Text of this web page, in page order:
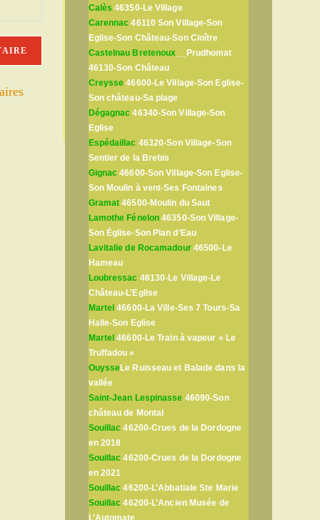
Calès 46350-Le Village
Carennac 46110 Son Village-Son
Eglise-Son Château-Son Cloître
Castelnau Bretenoux __Prudhomat
46130-Son Château
Creysse 46600-Le Village-Son Eglise-
Son château-Sa plage
Dégagnac 46340-Son Village-Son
Eglise
Espédaillac 46320-Son Village-Son
Sentier de la Brebis
Gignac 46600-Son Village-Son Eglise-
Son Moulin à vent-Ses Fontaines
Gramat 46500-Moulin du Saut
Lamothe Fénelon 46350-Son Village-
Son Église-Son Plan d’Eau
Lavitalie de Rocamadour46500-Le
Hameau
Loubressac 46130-Le Village-Le
Château-L’Eglise
Martel 46600-La Ville-Ses 7 Tours-Sa
Halle-Son Eglise
Martel 46600-Le Train à vapeur « Le
Truffadou »
OuysseLe Ruisseau et Balade dans la
vallée
Saint-Jean Lespinasse 46090-Son
château de Montal
Souillac 46200-Crues de la Dordogne
en 2018
Souillac 46200-Crues de la Dordogne
en 2021
Souillac 46200-L’Abbatiale Ste Marie
Souillac 46200-L’Ancien Musée de
L’Automate